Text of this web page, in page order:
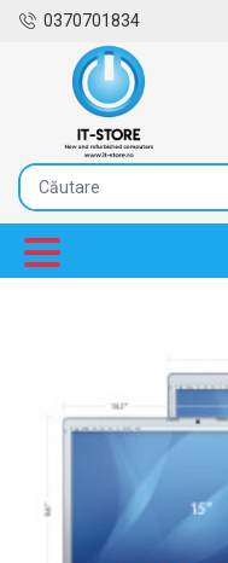
0370701834